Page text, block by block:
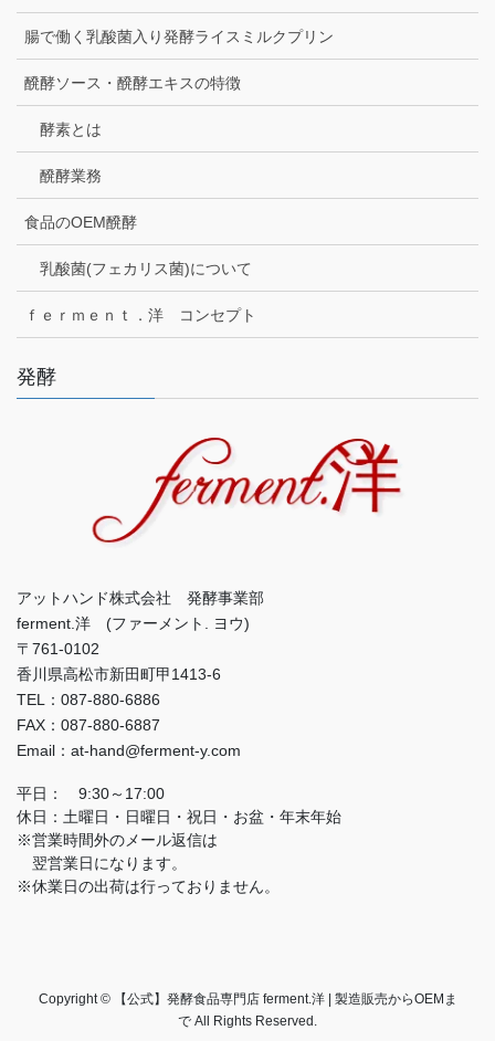
腸で働く乳酸菌入り発酵ライスミルクプリン
醗酵ソース・醗酵エキスの特徴
酵素とは
醗酵業務
食品のOEM醗酵
乳酸菌(フェカリス菌)について
ｆｅｒｍｅｎｔ．洋 コンセプト
発酵
アットハンド株式会社 発酵事業部
ferment.洋 (ファーメント. ヨウ)
〒761-0102
香川県高松市新田町甲1413-6
TEL：087-880-6886
FAX：087-880-6887
Email：at-hand@ferment-y.com
平日： 9:30～17:00
休日：土曜日・日曜日・祝日・お盆・年末年始
※営業時間外のメール返信は
翌営業日になります。
※休業日の出荷は行っておりません。
Copyright © 【公式】発酵食品専門店 ferment.洋 | 製造販売からOEMま
で All Rights Reserved.